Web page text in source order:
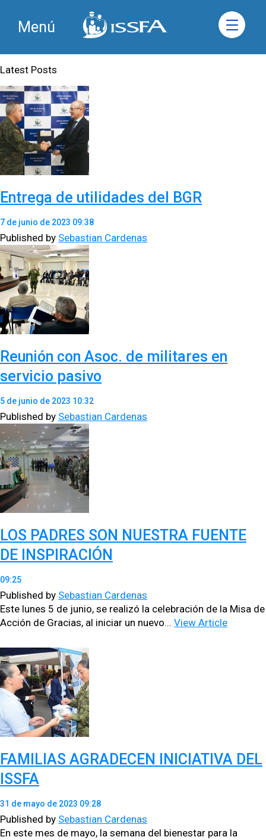
Menú
Latest Posts
Entrega de utilidades del BGR
7 de junio de 2023 09:38
Published by Sebastian Cardenas
Reunión con Asoc. de militares en
servicio pasivo
5 de junio de 2023 10:32
Published by Sebastian Cardenas
LOS PADRES SON NUESTRA FUENTE
DE INSPIRACIÓN
09:25
Published by Sebastian Cardenas
Este lunes 5 de junio, se real­izó la cel­e­bración de la Misa de
Acción de Gra­cias, al ini­ciar un nue­vo... View Article
FAMILIAS AGRADECEN INICIATIVA DEL
ISSFA
31 de mayo de 2023 09:28
Published by Sebastian Cardenas
En este mes de mayo, la sem­ana del bien­es­tar para la